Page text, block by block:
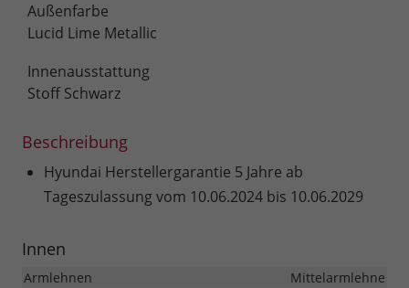
Außenfarbe
Lucid Lime Metallic
Innenausstattung
Stoff Schwarz
Beschreibung
Hyundai Herstellergarantie 5 Jahre ab
Tageszulassung vom 10.06.2024 bis 10.06.2029
Innen
Armlehnen
Mittelarmlehne